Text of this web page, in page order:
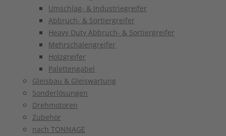
Umschlag- & Industriegreifer
Abbruch- & Sortiergreifer
Heavy Duty Abbruch- & Sortiergreifer
Mehrschalengreifer
Holzgreifer
Palettengabel
Gleisbau & Gleiswartung
Sonderlösungen
Drehmotoren
Zubehör
nach TONNAGE